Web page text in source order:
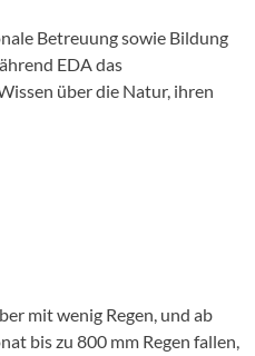
Betreuung sowie Bildung
EDA das
über die Natur, ihren
mit wenig Regen, und ab
bis zu 800 mm Regen fallen,